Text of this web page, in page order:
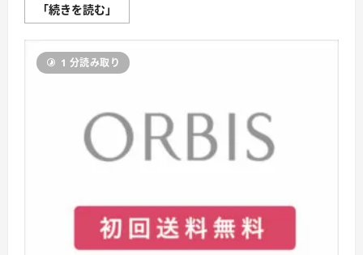
「続きを読む」
ク
ロ
ー
ム・
オ
ニ
ッ
ク・
ウ
チ
ン
オ
イ
ル
1 分読み取り